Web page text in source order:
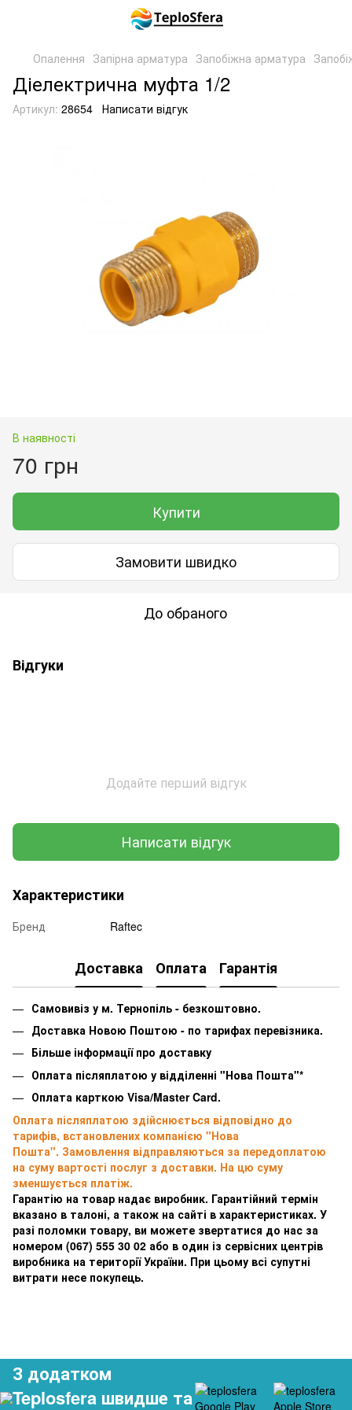
Опалення Запірна арматура Запобіжна арматура
Діелектрична муфта 1/2
Артикул: 28654 Написати відгук
В наявності
70 грн
Купити
Замовити швидко
До обраного
Відгуки
Додайте перший відгук
Написати відгук
Характеристики
Бренд Raftec
Доставка Оплата Гарантія
Самовивіз у м. Тернопіль - безкоштовно.
Доставка Новою Поштою - по тарифах перевізника.
Більше інформації про доставку
Оплата післяплатою у відділенні "Нова Пошта"*
Оплата карткою Visa/Master Card.
Оплата післяплатою здійснюється відповідно до
тарифів, встановлених компанією "Нова
Пошта". Замовлення відправляються за передоплатою
на суму вартості послуг з доставки. На цю суму
зменшується платіж.
Гарантію на товар надає виробник. Гарантійний термін
вказано в талоні, а також на сайті в характеристиках. У
разі поломки товару, ви можете звертатися до нас за
номером (067) 555 30 02 або в один із сервісних центрів
виробника на території України. При цьому всі супутні
витрати несе покупець.
З додатком
Teplosfera швидше та